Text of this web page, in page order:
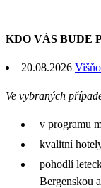
KDO VÁS BUDE
20.08.2026
Ve vybraných
v programu
kvalitní
pohodlí
Bergenskou